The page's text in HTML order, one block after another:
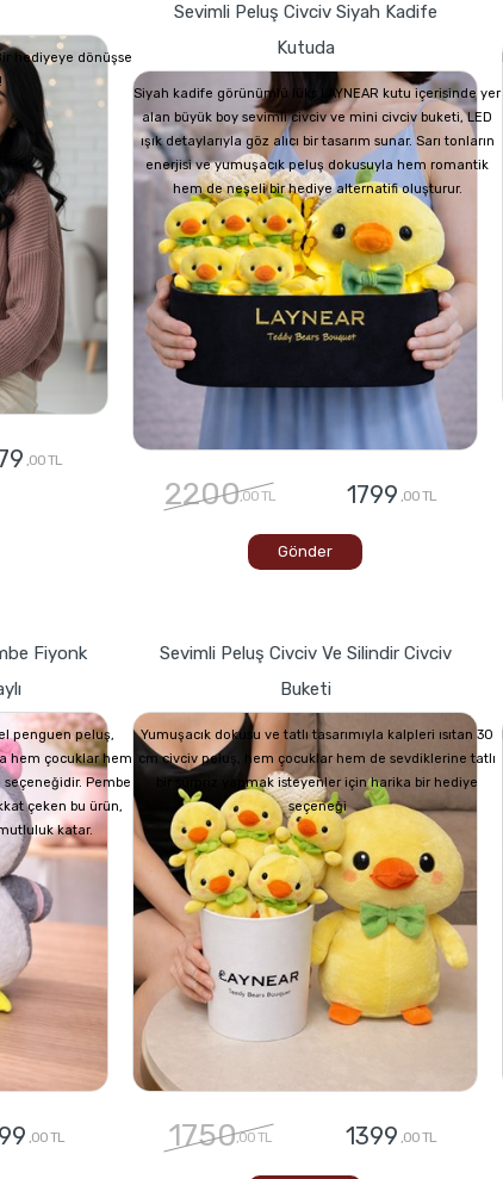
hediyeye dönüşse
,00 TL
Sevimli Peluş Civciv Siyah Kadife
Kutuda
Siyah kadife görünümlü lüks LAYNEAR kutu içerisinde yer
alan büyük boy sevimli civciv ve mini civciv buketi, LED
ışık detaylarıyla göz alıcı bir tasarım sunar. Sarı tonların
enerjisi ve yumuşacık peluş dokusuyla hem romantik
hem de neşeli bir hediye alternatifi oluşturur.
2200,00 TL 1799 ,00 TL
Gönder
Fiyonk
penguen peluş,
hem çocuklar hem
Pembe
çeken bu ürün,
katar.
,00 TL
Sevimli Peluş Civciv Ve Silindir Civciv
Buketi
Yumuşacık dokusu ve tatlı tasarımıyla kalpleri ısıtan 30
cm civciv peluş, hem çocuklar hem de sevdiklerine tatlı
bir sürpriz yapmak isteyenler için harika bir hediye
seçeneği
1750,00 TL 1399 ,00 TL